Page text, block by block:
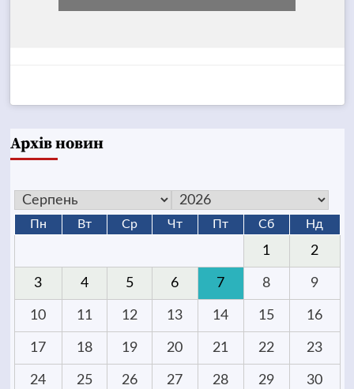
Архів новин
Пн Вт Ср Чт Пт Сб Нд
1 2
3 4 5 6 7 8 9
10 11 12 13 14 15 16
17 18 19 20 21 22 23
24 25 26 27 28 29 30